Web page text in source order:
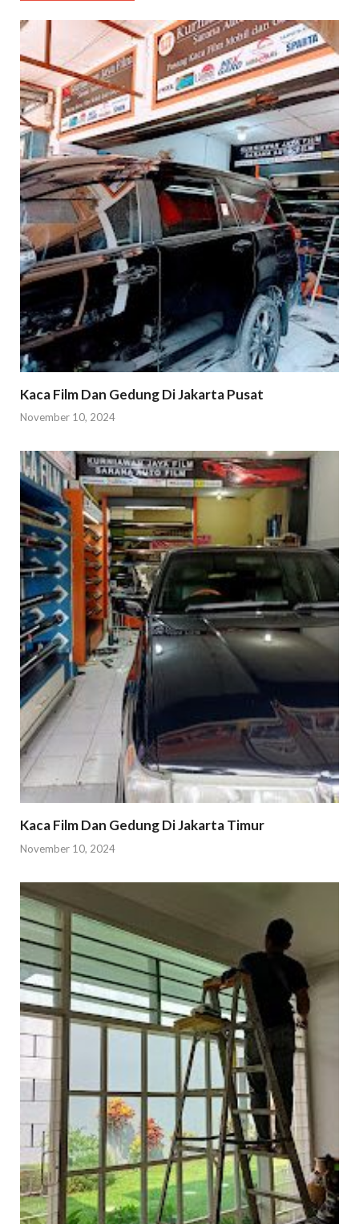
Kaca Film Dan Gedung Di Jakarta Pusat
November 10, 2024
Kaca Film Dan Gedung Di Jakarta Timur
November 10, 2024